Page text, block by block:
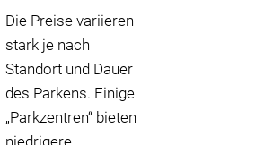
Die Preise variieren
stark je nach
Standort und Dauer
des Parkens. Einige
„Parkzentren“ bieten